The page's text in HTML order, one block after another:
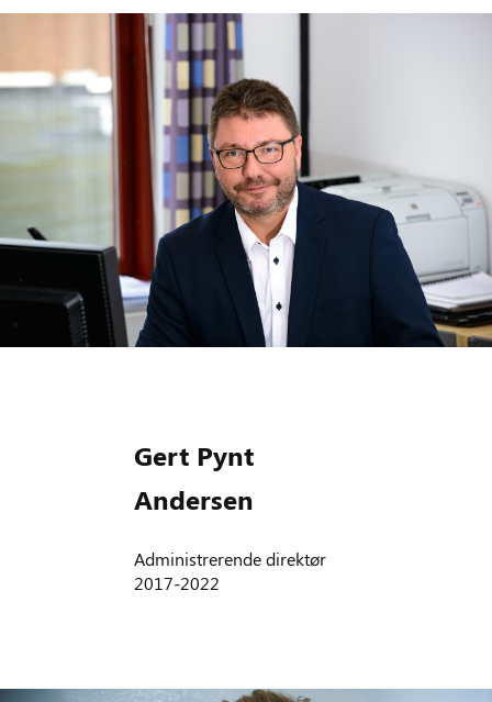
Gert Pynt
Andersen
Administrerende direktør
2017-2022